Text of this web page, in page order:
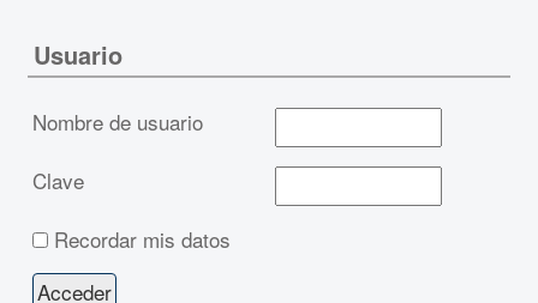
Usuario
Nombre de usuario
Clave
Recordar mis datos